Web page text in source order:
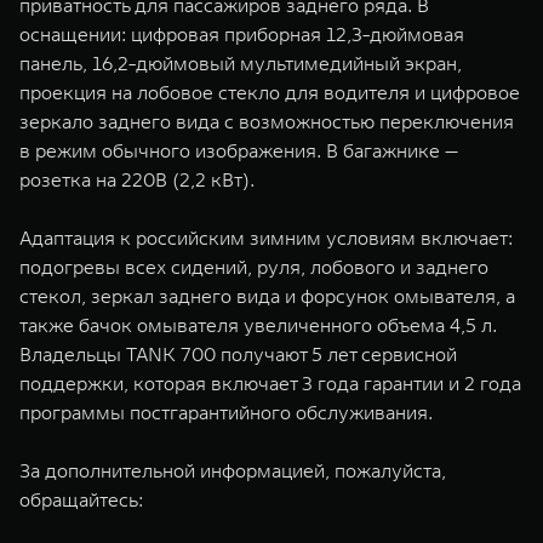
приватность для пассажиров заднего ряда. В
оснащении: цифровая приборная 12,3-дюймовая
панель, 16,2-дюймовый мультимедийный экран,
проекция на лобовое стекло для водителя и цифровое
зеркало заднего вида с возможностью переключения
в режим обычного изображения. В багажнике —
розетка на 220В (2,2 кВт).
Адаптация к российским зимним условиям включает:
подогревы всех сидений, руля, лобового и заднего
стекол, зеркал заднего вида и форсунок омывателя, а
также бачок омывателя увеличенного объема 4,5 л.
Владельцы TANK 700 получают 5 лет сервисной
поддержки, которая включает 3 года гарантии и 2 года
программы постгарантийного обслуживания.
За дополнительной информацией, пожалуйста,
обращайтесь: